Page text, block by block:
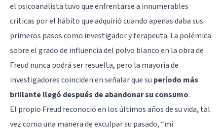
el psicoanalista tuvo que enfrentarse a innumerables
críticas por el hábito que adquirió cuando apenas daba sus
primeros pasos como investigador y terapeuta. La polémica
sobre el grado de influencia del polvo blanco en la obra de
Freud nunca podrá ser resuelta, pero la mayoría de
investigadores coinciden en señalar que su período más
brillante llegó después de abandonar su consumo.
El propio Freud reconoció en los últimos años de su vida, tal
vez como una manera de exculpar su pasado, “mi